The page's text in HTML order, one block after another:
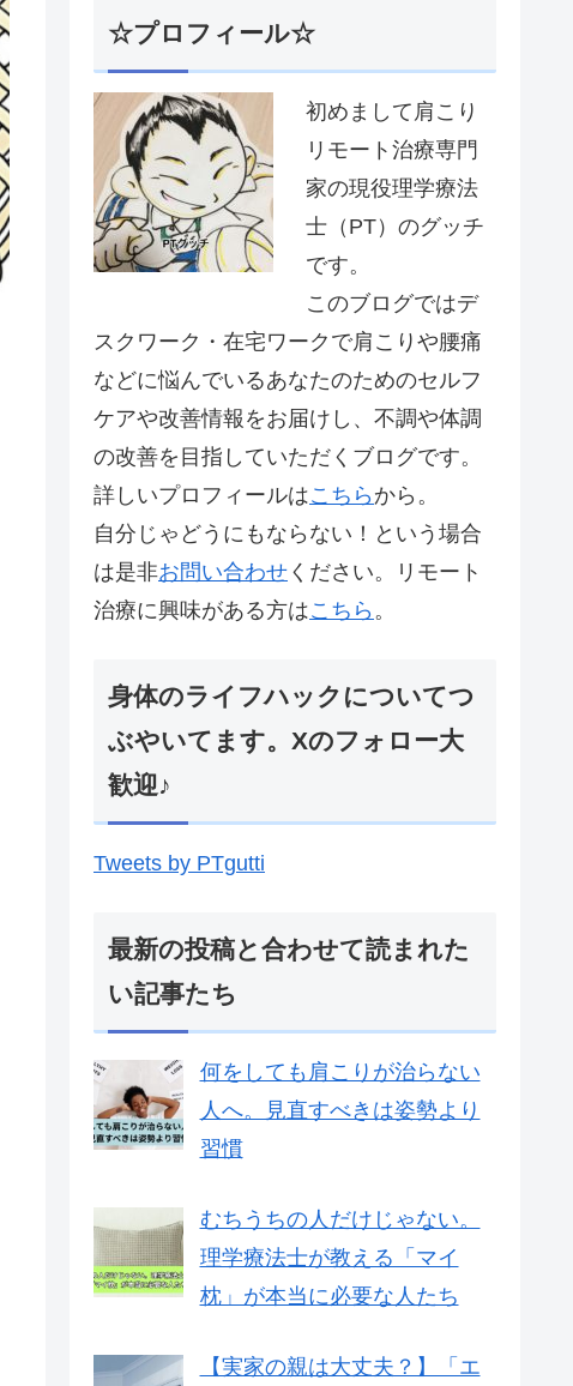
☆プロフィール☆
初めまして肩こり
リモート治療専門
家の現役理学療法
士（PT）のグッチ
です。
このブログではデ
スクワーク・在宅ワークで肩こりや腰痛
などに悩んでいるあなたのためのセルフ
ケアや改善情報をお届けし、不調や体調
の改善を目指していただくブログです。
詳しいプロフィールはこちら から。
自分じゃどうにもならない！という場合
は是非お問い合わせ ください。リモート
治療に興味がある方はこちら 。
身体のライフハックについてつ
ぶやいてます。Xのフォロー大
歓迎♪
Tweets by PTgutti
最新の投稿と合わせて読まれた
い記事たち
何をしても肩こりが治らない
人へ。見直すべきは姿勢より
習慣
むちうちの人だけじゃない。
理学療法士が教える「マイ
枕」が本当に必要な人たち
【実家の親は大丈夫？】「エ